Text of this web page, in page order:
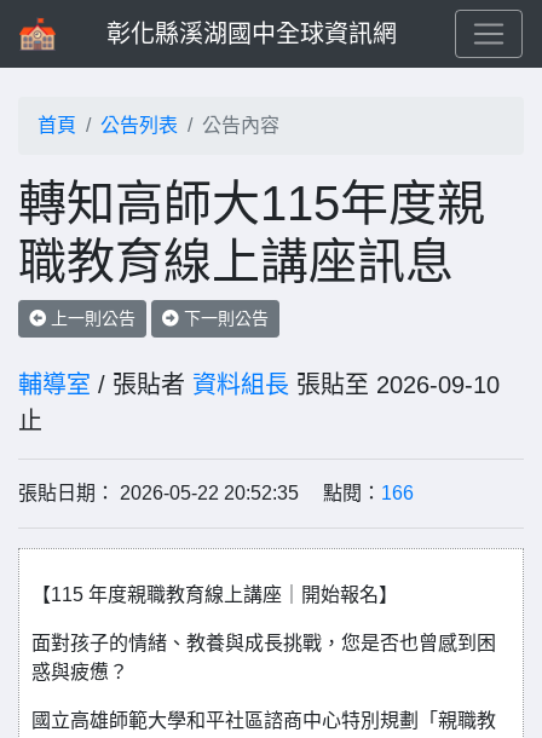
彰化縣溪湖國中全球資訊網
首頁 公告列表 公告內容
轉知高師大115年度親
職教育線上講座訊息
上一則公告 下一則公告
輔導室 / 張貼者 資料組長 張貼至 2026-09-10
止
張貼日期： 2026-05-22 20:52:35 點閱： 166
【115 年度親職教育線上講座｜開始報名】
面對孩子的情緒、教養與成長挑戰，您是否也曾感到困
惑與疲憊？
國立高雄師範大學和平社區諮商中心特別規劃「親職教